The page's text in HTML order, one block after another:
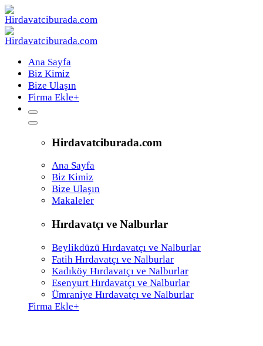
Ana Sayfa
Biz Kimiz
Bize Ulaşın
Firma Ekle+
Hirdavatciburada.com
Ana Sayfa
Biz Kimiz
Bize Ulaşın
Makaleler
Hırdavatçı ve Nalburlar
Beylikdüzü Hırdavatçı ve Nalburlar
Fatih Hırdavatçı ve Nalburlar
Kadıköy Hırdavatçı ve Nalburlar
Esenyurt Hırdavatçı ve Nalburlar
Ümraniye Hırdavatçı ve Nalburlar
Firma Ekle+